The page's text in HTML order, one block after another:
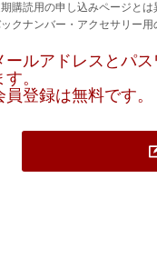
購読用の申し込みページとは
クナンバー・アクセサリー用
ールアドレスとパ
す。
員登録は無料です。